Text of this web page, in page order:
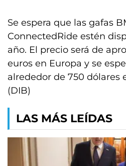
Se espera que las gafas
ConnectedRide estén
año. El precio será de
euros en Europa y se
alrededor de 750 dólares
(DIB)
LAS MÁS LEÍDAS